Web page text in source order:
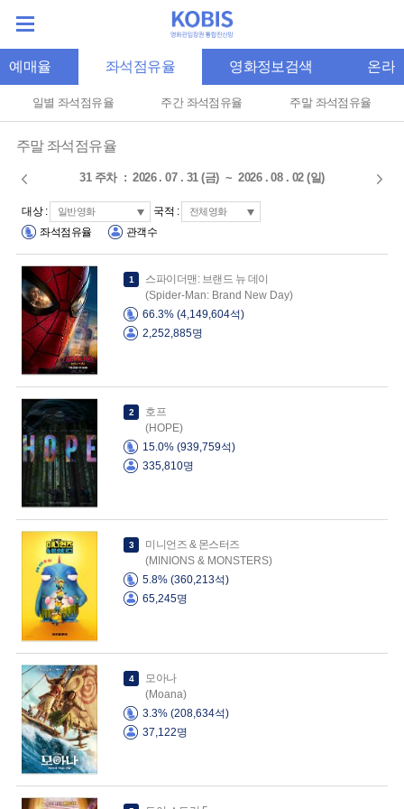
예매율 좌석점유율 영화정보검색 온라
일별 좌석점유율 주간 좌석점유율 주말 좌석점유율
주말 좌석점유율
대상 :
국적 :
좌석점유율
관객수
1
스파이더맨: 브랜드 뉴 데이
(Spider-Man: Brand New Day)
66.3% (4,149,604석)
2,252,885명
2
호프
(HOPE)
15.0% (939,759석)
335,810명
3
미니언즈 & 몬스터즈
(MINIONS & MONSTERS)
5.8% (360,213석)
65,245명
4
모아나
(Moana)
3.3% (208,634석)
37,122명